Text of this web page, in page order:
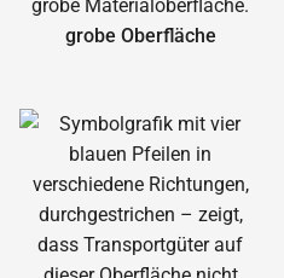
grobe Oberfläche